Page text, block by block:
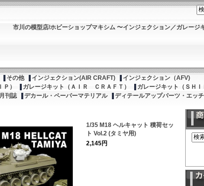
市川の模型店/ホビーショップマキシム 〜インジェクション／ガレージ
その他 インジェクション(AIR CRAFT)
インジェクション（AFV)
） ガレージキット（ＡＩＲ ＣＲＡＦＴ） ガレージキット（ＳＨＩ
刊誌 デカール・ペーパーマテリアル ディテールアップパーツ・エッ
1/35 M18 ヘルキャット 積荷セッ
ト Vol.2 (タミヤ用)
2,145円